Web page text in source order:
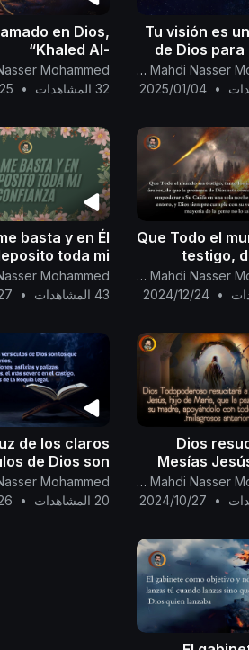
Tu visión es
de Dios para
confirmación
Canal Oficial Del Imam Al Mahdi Nasser Mohammed
•
2025/01/04
en Dios,
“Khaled Al-
de
verdaderas
32 المشاهدات
•
Que Todo el
testigo,
promesa de
cerca de
Canal Oficial Del Imam Al Mahdi Nasser Mohammed
•
2024/12/24
basta y en Él
toda mi
confianza.
43 المشاهدات
•
Dios
Mesías
Maria
todos
Canal Oficial Del Imam Al Mahdi Nasser Mohammed
•
2024/10/27
de los claros
de Dios son
queman a los
| la Roquia
20 المشاهدات
•